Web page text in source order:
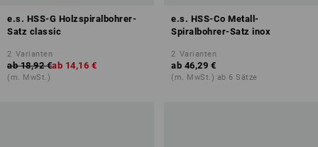
e.s. HSS-G Holzspiralbohrer-
Satz classic
2 Varianten
ab 18,92 €ab 14,16 €
(m. MwSt.)
e.s. HSS-Co Metall-
Spiralbohrer-Satz inox
2 Varianten
ab 46,29 €
(m. MwSt.) ab 6 Sätze